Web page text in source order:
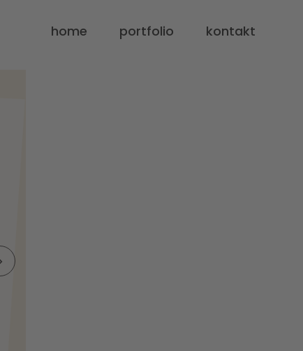
home portfolio kontakt